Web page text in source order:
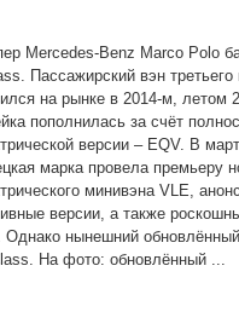
Mercedes-Benz Marco Polo
Пассажирский вэн третьего
на рынке в 2014-м, летом
пополнилась за счёт
версии – EQV. В
марка провела премьеру
минивэна VLE,
версии, а также
Однако нынешний
На фото: обновлённый ...